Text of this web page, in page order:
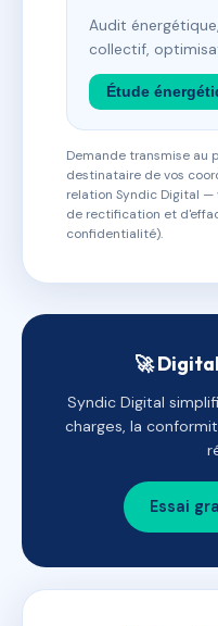
Audit
collectif,
Étude
Demande transmise au
destinataire de vos
relation Syndic Digital —
de rectification et
confidentialité).
🚀
Syndic Digital
charges, la
Essai